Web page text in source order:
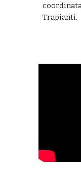
Trapianti.